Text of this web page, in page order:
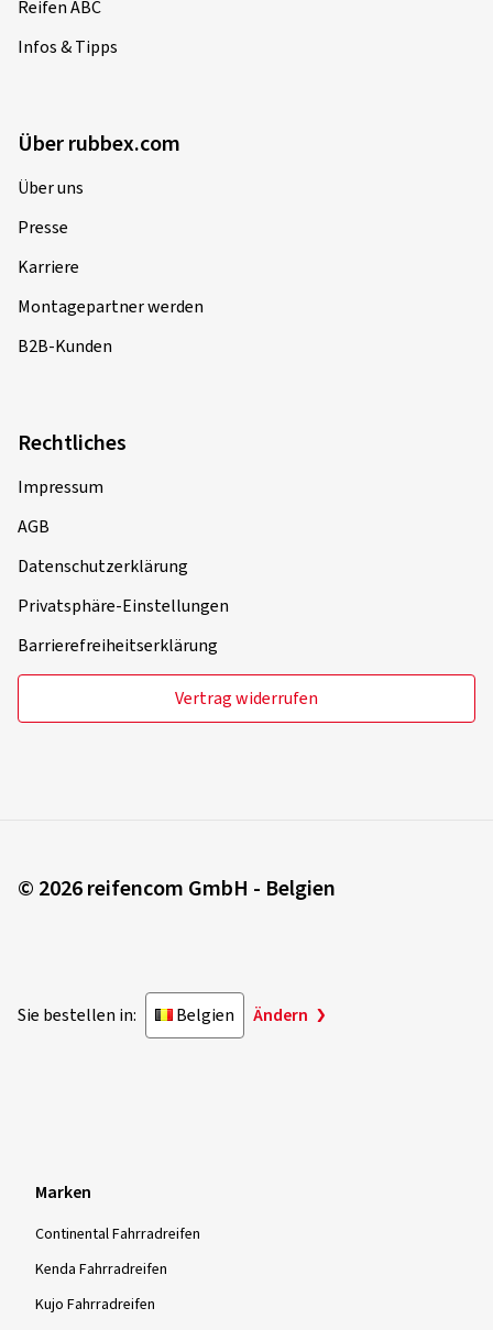
Reifen ABC
Infos & Tipps
Über rubbex.com
Über uns
Presse
Karriere
Montagepartner werden
B2B-Kunden
Rechtliches
Impressum
AGB
Datenschutzerklärung
Privatsphäre-Einstellungen
Barrierefreiheitserklärung
Vertrag widerrufen
© 2026 reifencom GmbH - Belgien
Sie bestellen in: Belgien Ändern
Marken
Continental Fahrradreifen
Kenda Fahrradreifen
Kujo Fahrradreifen